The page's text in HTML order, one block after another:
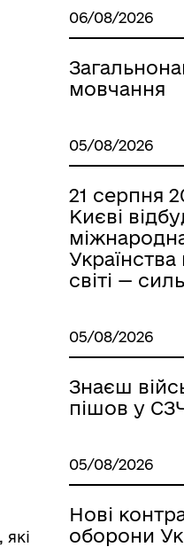
06/08/2026
мовчання
05/08/2026
21 серпня
Києві
світі —
05/08/2026
Знаєш
пішов у
05/08/2026
Нові
оборони